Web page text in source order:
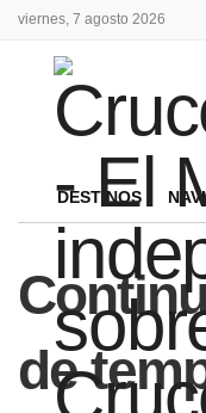
viernes, 7 agosto 2026
DESTINOS
de